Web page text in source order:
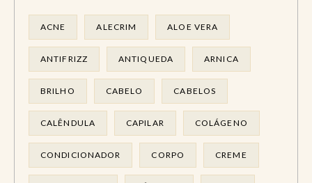
ACNE ALECRIM ALOE VERA
ANTIFRIZZ ANTIQUEDA ARNICA
BRILHO CABELO CABELOS
CALÊNDULA CAPILAR COLÁGENO
CONDICIONADOR CORPO CREME